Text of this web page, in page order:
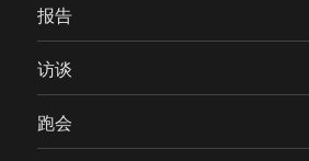
报告
访谈
跑会